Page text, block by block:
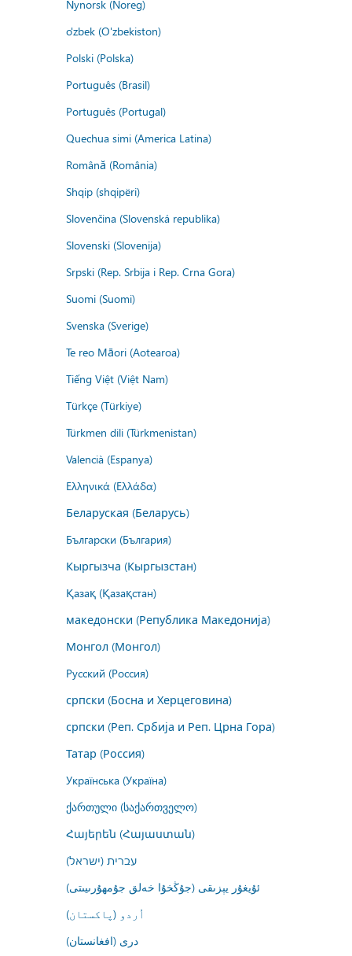
Nynorsk (Noreg)
o'zbek (O'zbekiston)
Polski (Polska)
Português (Brasil)
Português (Portugal)
Quechua simi (America Latina)
Română (România)
Shqip (shqipëri)
Slovenčina (Slovenská republika)
Slovenski (Slovenija)
Srpski (Rep. Srbija i Rep. Crna Gora)
Suomi (Suomi)
Svenska (Sverige)
Te reo Māori (Aotearoa)
Tiếng Việt (Việt Nam)
Türkçe (Türkiye)
Türkmen dili (Türkmenistan)
Valencià (Espanya)
Ελληνικά (Ελλάδα)
Беларуская (Беларусь)
Български (България)
Кыргызча (Кыргызстан)
Қазақ (Қазақстан)
македонски (Република Македонија)
Монгол (Монгол)
Русский (Россия)
српски (Босна и Херцеговина)
српски (Реп. Србија и Реп. Црна Гора)
Татар (Россия)
Українська (Україна)
ქართული (საქართველო)
Հայերեն (Հայաստան)
עברית (ישראל)
ئۇيغۇر يېزىقى (جۇڭخۇا خەلق جۇمھۇرىيىتى)
اُردو (پاکستان)
درى (افغانستان)